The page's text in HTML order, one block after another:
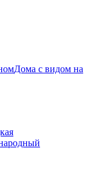
Дома с видом на